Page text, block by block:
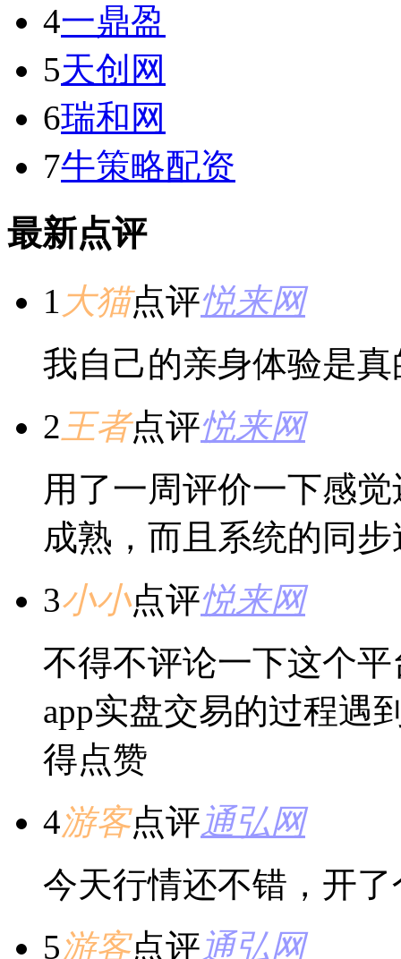
4一鼎盈
5天创网
6瑞和网
7牛策略配资
最新点评
1 大猫点评悦来网
我自己的亲身体验是
2 王者点评悦来网
用了一周评价一下感
成熟，而且系统的同
3小小点评悦来网
不得不评论一下这个
app实盘交易的过程遇
得点赞
4游客点评通弘网
今天行情还不错，开
5游客点评通弘网